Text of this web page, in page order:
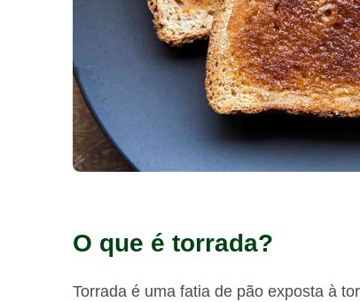
O que é torrada?
Torrada é uma fatia de pão exposta à